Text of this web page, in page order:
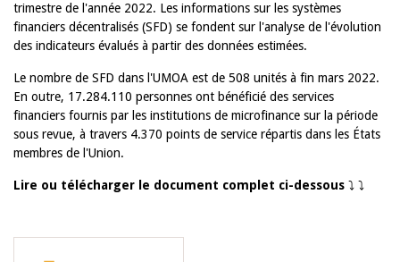
trimestre de l'année 2022. Les informations sur les systèmes
financiers décentralisés (SFD) se fondent sur l'analyse de l'évolution
des indicateurs évalués à partir des données estimées.
Le nombre de SFD dans l'UMOA est de 508 unités à fin mars 2022.
En outre, 17.284.110 personnes ont bénéficié des services
financiers fournis par les institutions de microfinance sur la période
sous revue, à travers 4.370 points de service répartis dans les États
membres de l'Union.
Lire ou télécharger le document complet ci-dessous ⤵️ ⤵️